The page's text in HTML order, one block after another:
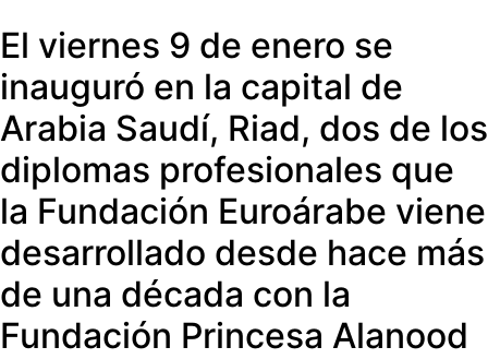
El viernes 9 de enero se
inauguró en la capital de
Arabia Saudí, Riad, dos de los
diplomas profesionales que
la Fundación Euroárabe viene
desarrollado desde hace más
de una década con la
Fundación Princesa Alanood